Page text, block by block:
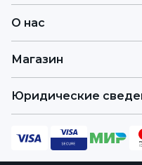
О нас
Магазин
Юридические